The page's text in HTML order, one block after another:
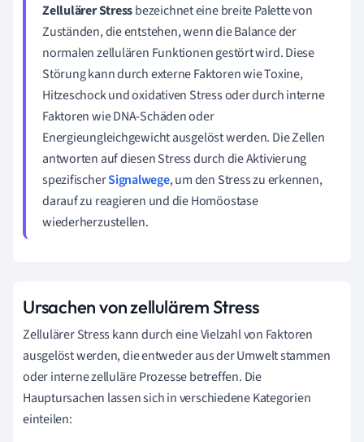
Zellulärer Stressbezeichnet eine breite Palette von
Zuständen, die entstehen, wenn die Balance der
normalen zellulären Funktionen gestört wird. Diese
Störung kann durch externe Faktoren wie Toxine,
Hitzeschock und oxidativen Stress oder durch interne
Faktoren wie DNA-Schäden oder
Energieungleichgewicht ausgelöst werden. Die Zellen
antworten auf diesen Stress durch die Aktivierung
spezifischerSignalwege, um den Stress zu erkennen,
darauf zu reagieren und die Homöostase
wiederherzustellen.
Ursachen von zellulärem Stress
Zellulärer Stress kann durch eine Vielzahl von Faktoren
ausgelöst werden, die entweder aus der Umwelt stammen
oder interne zelluläre Prozesse betreffen. Die
Hauptursachen lassen sich in verschiedene Kategorien
einteilen: